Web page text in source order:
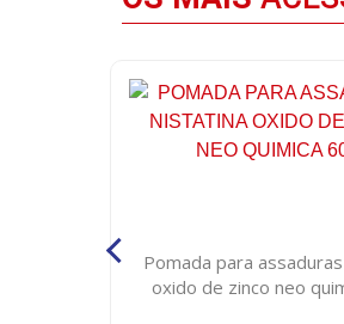
Pomada para
oxido de zinco neo